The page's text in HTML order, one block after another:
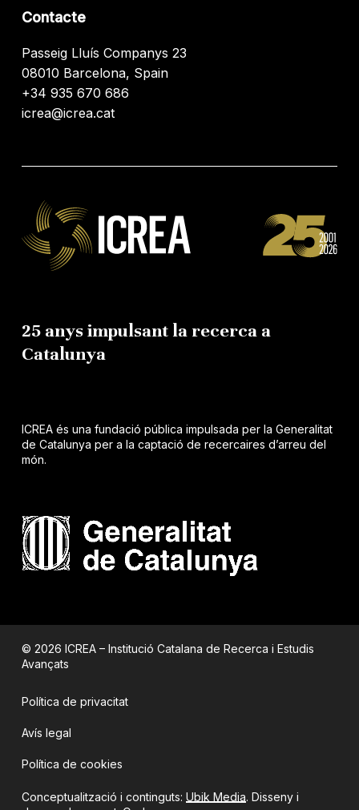
Contacte
Passeig Lluís Companys 23
08010 Barcelona, Spain
+34 935 670 686
icrea@icrea.cat
25 anys impulsant la recerca a
Catalunya
ICREA és una fundació pública impulsada per la Generalitat
de Catalunya per a la captació de recercaires d’arreu del
món.
© 2026 ICREA – Institució Catalana de Recerca i Estudis
Avançats
Política de privacitat
Avís legal
Política de cookies
Conceptualització i continguts: Ubik Media. Disseny i